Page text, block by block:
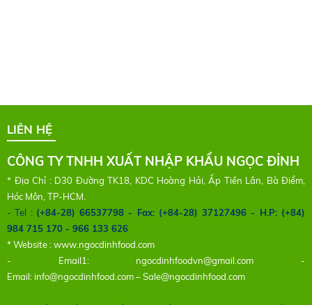
LIÊN HỆ
CÔNG TY TNHH XUẤT NHẬP KHẨU NGỌC ĐỈNH
* Địa Chỉ : D30 Đường TK18, KDC Hoàng Hải, Ấp Tiền Lân, Bà Điểm,
Hóc Môn, TP-HCM.
- Tel : (+84-28) 66537798 - Fax: (+84-28) 37127496 - H.P: (+84)
984 715 170 - 966 133 626
* Website :www.ngocdinhfood.com
- Email1: ngocdinhfoodvn@gmail.com -
Email: info@ngocdinhfood.com–Sale@ngocdinhfood.com